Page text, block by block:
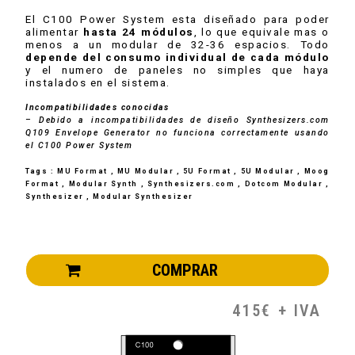
El C100 Power System esta diseñado para poder
alimentar hasta 24 módulos
, lo que equivale mas o
menos a un modular de 32-36 espacios. Todo
depende del consumo individual de cada módulo
y el numero de paneles no simples que haya
instalados en el sistema.
Incompatibilidades conocidas
– Debido a incompatibilidades de diseño Synthesizers.com
Q109 Envelope Generator no funciona correctamente usando
el C100 Power System
Tags : MU Format , MU Modular , 5U Format , 5U Modular , Moog
Format , Modular Synth , Synthesizers.com , Dotcom Modular ,
Synthesizer , Modular Synthesizer
COMPRAR
415€ + IVA